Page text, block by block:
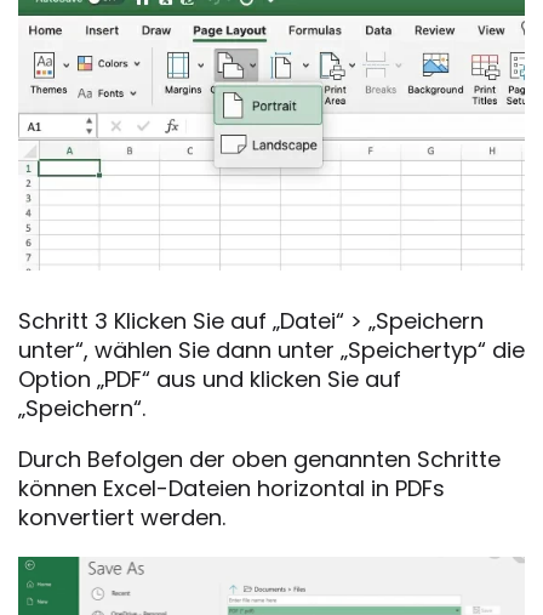
Schritt 3 Klicken Sie auf „Datei“ > „Speichern
unter“, wählen Sie dann unter „Speichertyp“ die
Option „PDF“ aus und klicken Sie auf
„Speichern“.
Durch Befolgen der oben genannten Schritte
können Excel-Dateien horizontal in PDFs
konvertiert werden.